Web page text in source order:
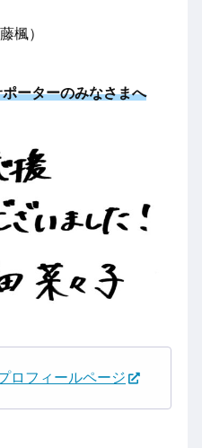
楓）
ーターのみなさまへ
ロフィールページ